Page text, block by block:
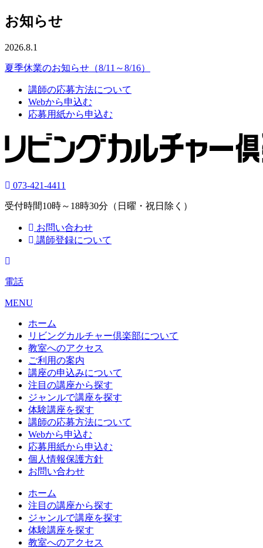
お知らせ
2026.8.1
夏季休業のお知らせ（8/11～8/16）
講師の応募方法について
Webから申込む
応募用紙から申込む
073-421-4411
受付時間10時～18時30分（日曜・祝日除く）
お問い合わせ
講師登録について
電話
MENU
ホーム
リビングカルチャー倶楽部について
教室へのアクセス
ご利用の案内
講座の申込みについて
注目の講座から探す
ジャンルで講座を探す
体験講座を探す
講師の応募方法について
Webから申込む
応募用紙から申込む
個人情報保護方針
お問い合わせ
ホーム
注目の講座から探す
ジャンルで講座を探す
体験講座を探す
教室へのアクセス